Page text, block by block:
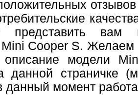
вам
Cooper S. Желаем
модели
данной страничке
данный момент